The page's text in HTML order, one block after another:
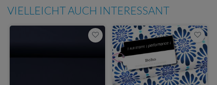
VIELLEICHT AUCH INTERESSANT